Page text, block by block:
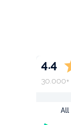
All
4.4